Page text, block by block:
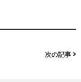
次の記事